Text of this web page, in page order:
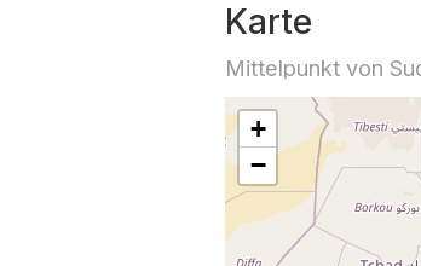
Karte
Mittelpunkt von
+
−